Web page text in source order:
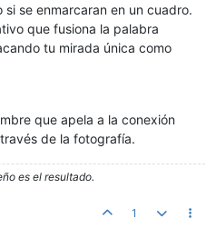
se enmarcaran en un cuadro.
que fusiona la palabra
tu mirada única como
que apela a la conexión
de la fotografía.
es el resultado.
1